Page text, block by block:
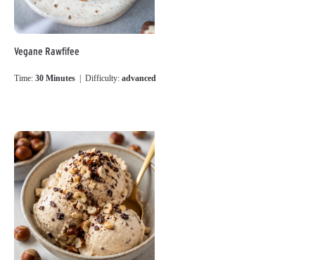
Vegane Rawfifee
Time: 30 Minutes | Difficulty: advanced